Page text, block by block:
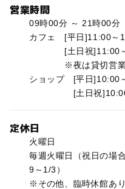
営業時間
09時00分 ～ 21時00分
カフェ [平日]11:00～
[土日祝]11:00～
※夜は貸切営業
ショップ [平日]10:00
[土日祝]10:00
定休日
火曜日
毎週火曜日（祝日の場
9～1/3）
※その他、臨時休館あり